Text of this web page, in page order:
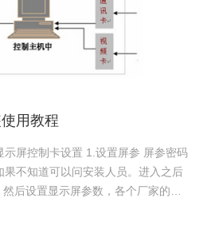
用教程
不知道可以问安装人员。进入之后
后设置显示屏参数，各个厂家的控
设置就……